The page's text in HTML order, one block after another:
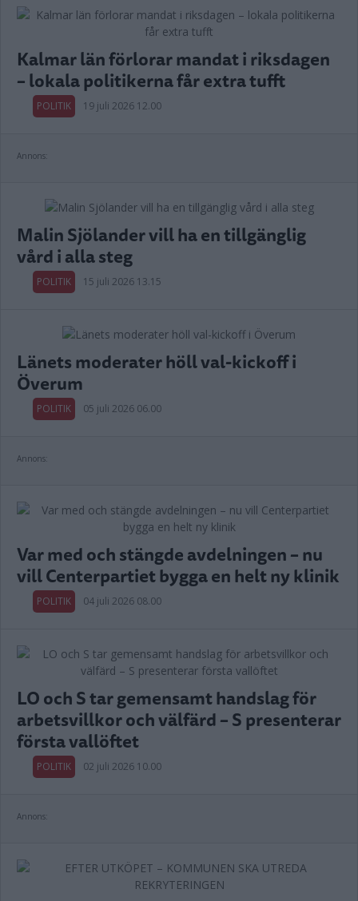
Kalmar län förlorar mandat i riksdagen
– lokala politikerna får extra tufft
POLITIK 19 juli 2026 12.00
Annons:
Malin Sjölander vill ha en tillgänglig
vård i alla steg
POLITIK 15 juli 2026 13.15
Länets moderater höll val-kickoff i
Överum
POLITIK 05 juli 2026 06.00
Annons:
Var med och stängde avdelningen – nu
vill Centerpartiet bygga en helt ny klinik
POLITIK 04 juli 2026 08.00
LO och S tar gemensamt handslag för
arbetsvillkor och välfärd – S presenterar
första vallöftet
POLITIK 02 juli 2026 10.00
Annons: